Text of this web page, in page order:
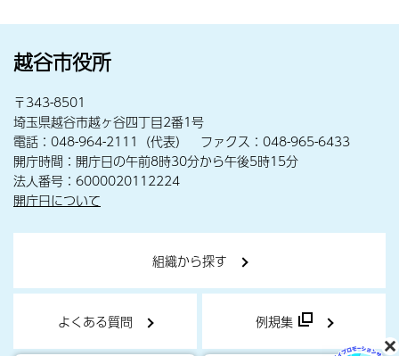
越谷市役所
〒343-8501
埼玉県越谷市越ヶ谷四丁目2番1号
電話：048-964-2111（代表） ファクス：048-965-6433
開庁時間：開庁日の午前8時30分から午後5時15分
法人番号：6000020112224
開庁日について
組織から探す
よくある質問 例規集